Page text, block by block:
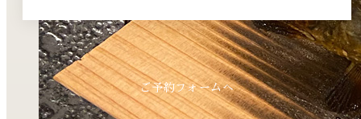
ご予約フォームへ